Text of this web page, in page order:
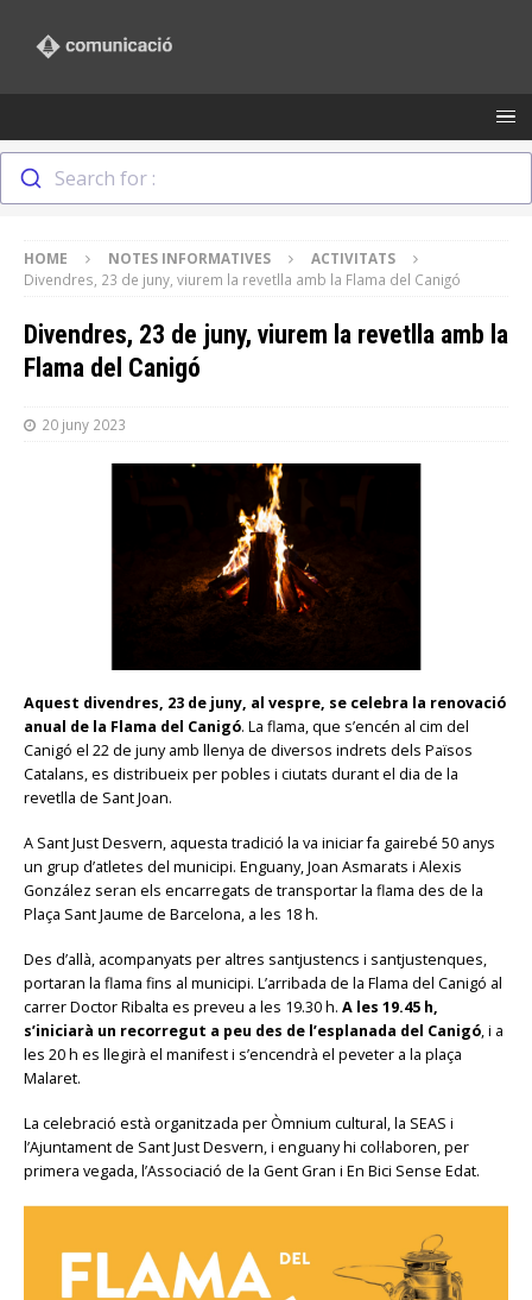
Search for :
HOME NOTES INFORMATIVES
ACTIVITATS
Divendres, 23 de juny, viurem la revetlla amb la Flama del Canigó
Divendres, 23 de juny, viurem la revetlla amb la
Flama del Canigó
20 juny 2023
Aquest divendres, 23 de juny, al vespre, se celebra la renovació
anual de la Flama del Canigó. La flama, que s’encén al cim del
Canigó el 22 de juny amb llenya de diversos indrets dels Països
Catalans, es distribueix per pobles i ciutats durant el dia de la
revetlla de Sant Joan.
A Sant Just Desvern, aquesta tradició la va iniciar fa gairebé 50 anys
un grup d’atletes del municipi. Enguany, Joan Asmarats i Alexis
González seran els encarregats de transportar la flama des de la
Plaça Sant Jaume de Barcelona, a les 18 h.
Des d’allà, acompanyats per altres santjustencs i santjustenques,
portaran la flama fins al municipi. L’arribada de la Flama del Canigó al
carrer Doctor Ribalta es preveu a les 19.30 h. A les 19.45 h,
s’iniciarà un recorregut a peu des de l’esplanada del Canigó, i a
les 20 h es llegirà el manifest i s’encendrà el peveter a la plaça
Malaret.
La celebració està organitzada per Òmnium cultural, la SEAS i
l’Ajuntament de Sant Just Desvern, i enguany hi col·laboren, per
primera vegada, l’Associació de la Gent Gran i En Bici Sense Edat.